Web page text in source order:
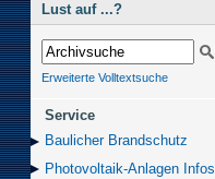
Lust auf ...?
Erweiterte Volltextsuche
Service
Baulicher Brand­schutz
Photovoltaik-Anlagen Infos